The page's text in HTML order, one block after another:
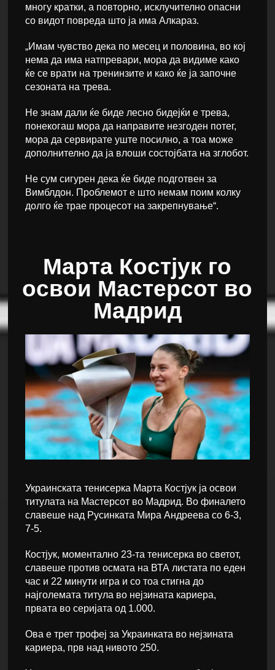
многу кратки, а повторно, исклучително опасни
со видот повреда што ја има Алкараз.
„Имам чувство дека по месец и половина, во кој
нема да има натпревари, мора да видиме како
ќе се врати на тренинзите и како ќе ја започне
сезоната на трева.
Не знам дали ќе биде лесно бидејќи е трева,
понекогаш мора да направите незгоден потег,
мора да сервирате уште посилно, а тоа може
дополнително да ја влоши состојбата на зглобот.
Не сум сигурен дека ќе биде подготвен за
Вимблдон. Проблемот е што немам поим колку
долго ќе трае процесот на закрепнување“.
Марта Костјук го
освои Мастерсот во
Мадрид
Украинската тенисерка Марта Костјук ја освои
титулата на Мастерсот во Мадрид. Во финалето
славеше над Русинката Мира Андреева со 6-3,
7-5.
Костјук, моментално 23-та тенисерка во светот,
славеше против осмата на ВТА листата по еден
час и 22 минути игра и со тоа стигна до
најголемата титула во нејзината кариера,
првата во серијата од 1.000.
Ова е трет трофеј за Украинката во нејзината
кариера, прв над нивото 250.